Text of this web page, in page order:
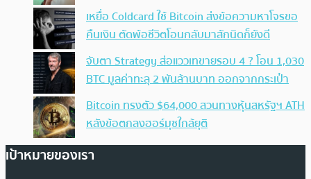
เหยื่อ Coldcard ใช้ Bitcoin ส่งข้อความหาโจรขอ
คืนเงิน ตัดพ้อชีวิตโอนกลับมาสักนิดก็ยังดี
จับตา Strategy ส่อแววเทขายรอบ 4 ? โอน 1,030
BTC มูลค่าทะลุ 2 พันล้านบาท ออกจากกระเป๋า
Bitcoin ทรงตัว $64,000 สวนทางหุ้นสหรัฐฯ ATH
หลังข้อตกลงฮอร์มุซใกล้ยุติ
เป้าหมายของเรา